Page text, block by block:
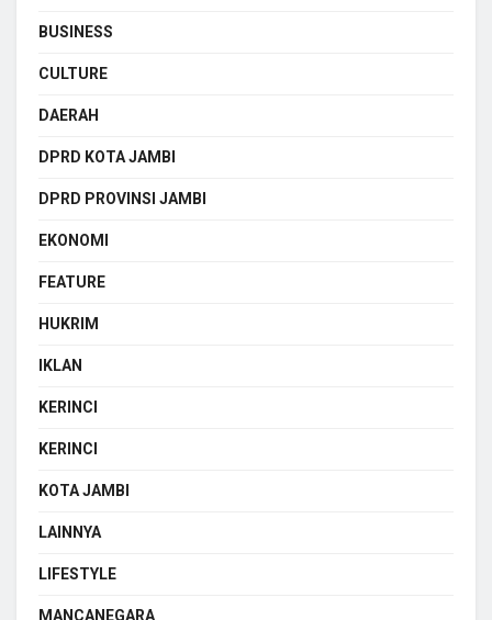
BUSINESS
CULTURE
DAERAH
DPRD KOTA JAMBI
DPRD PROVINSI JAMBI
EKONOMI
FEATURE
HUKRIM
IKLAN
KERINCI
KERINCI
KOTA JAMBI
LAINNYA
LIFESTYLE
MANCANEGARA